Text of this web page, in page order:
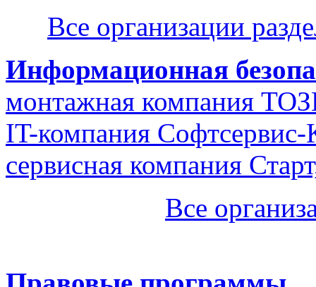
Все организации
Информационная
монтажная компания
IT-компания
сервисная компания
Все